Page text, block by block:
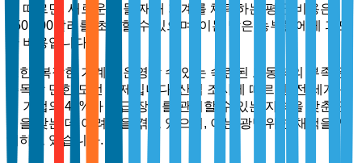
에 따르면, 새로운 식물 재배 기계를 채택하는 평균 비용은
150,000달러를 초과할 수 있으며, 이는 많은 농부들에게 과도
한 비용입니다.
또한, 복잡한 기계를 운영할 수 있는 숙련된 노동력의 부족은
주목할 만한 도전 과제입니다. 산업 조사에 따르면, 전 세계 농
업 기업의 45%가 고급 장비를 관리할 수 있는 자격을 갖춘 인
력을 찾는 데 어려움을 겪고 있으며, 이는 광범위한 채택을 저
해하고 있습니다.